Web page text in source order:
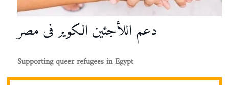
دعم اللأجئين الكوير فى مصر
Supporting queer refugees in Egypt